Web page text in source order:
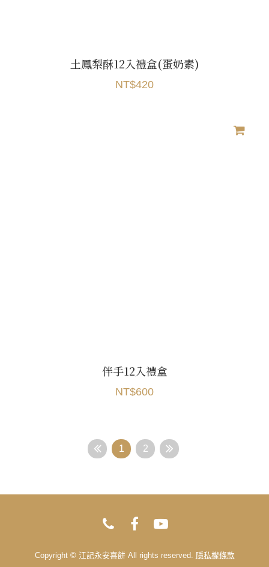
土鳳梨酥12入禮盒(蛋奶素)
NT$420
伴手12入禮盒
NT$600
1 2
Copyright © 江記永安喜餅 All rights reserved. 隱私權條款